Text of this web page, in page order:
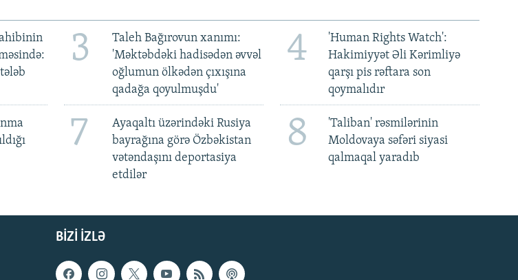
3
Taleh Bağırovun xanımı:
'Məktəbdəki hadisədən əvvəl
oğlumun ölkədən çıxışına
qadağa qoyulmuşdu'
4
'Human Rights Watch':
Hakimiyyət Əli Kərimliyə
qarşı pis rəftara son
qoymalıdır
7
Ayaqaltı üzərindəki Rusiya
bayrağına görə Özbəkistan
vətəndaşını deportasiya
etdilər
8
'Taliban' rəsmilərinin
Moldovaya səfəri siyasi
qalmaqal yaradıb
BIZI IZLƏ